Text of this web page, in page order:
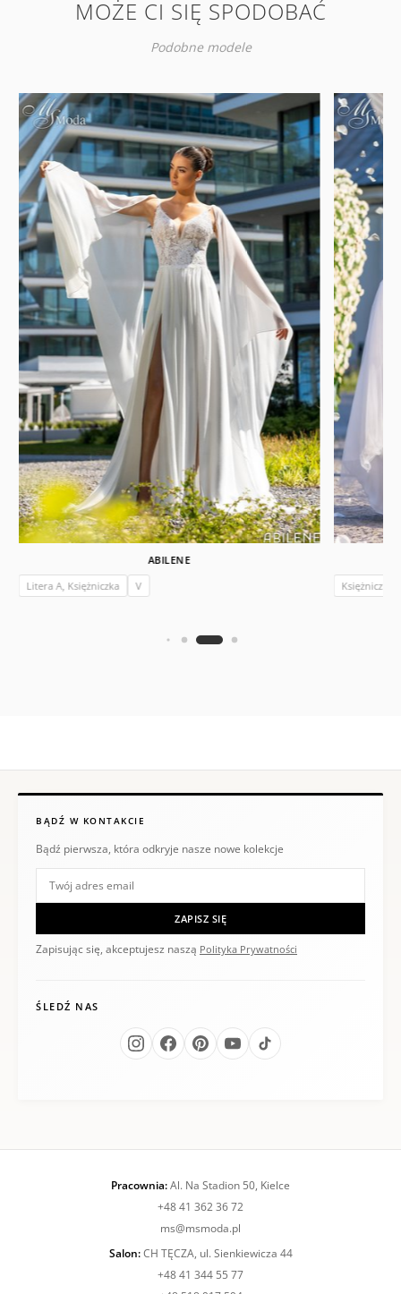
MOŻE CI SIĘ SPODOBAĆ
Podobne modele
ABILENE
Litera A, Księżniczka
V Księżniczka
BĄDŹ W KONTAKCIE
Bądź pierwsza, która odkryje nasze nowe kolekcje
ZAPISZ SIĘ
Zapisując się, akceptujesz naszą Polityka Prywatności
ŚLEDŹ NAS
Pracownia:Al. Na Stadion 50, Kielce
+48 41 362 36 72
ms@msmoda.pl
Salon:CH TĘCZA, ul. Sienkiewicza 44
+48 41 344 55 77